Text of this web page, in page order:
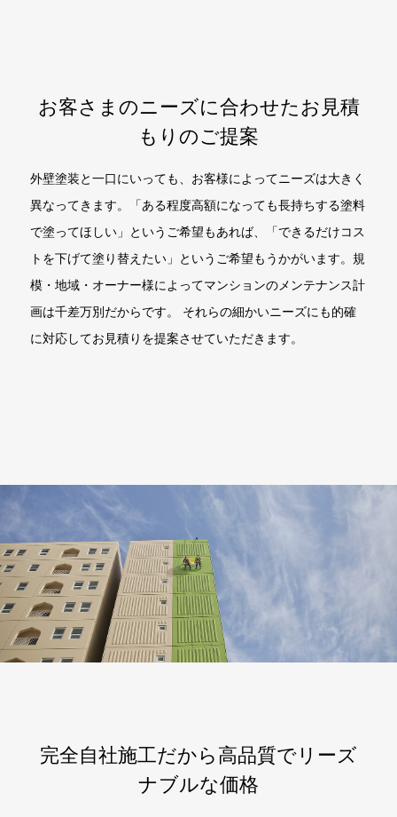
お客さまのニーズに合わせたお見積
もりのご提案
外壁塗装と一口にいっても、お客様によってニーズは大きく
異なってきます。「ある程度高額になっても長持ちする塗料
で塗ってほしい」というご希望もあれば、「できるだけコス
トを下げて塗り替えたい」というご希望もうかがいます。規
模・地域・オーナー様によってマンションのメンテナンス計
画は千差万別だからです。 それらの細かいニーズにも的確
に対応してお見積りを提案させていただきます。
完全自社施工だから高品質でリーズ
ナブルな価格